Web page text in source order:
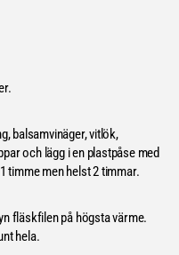
balsamvinäger, vitlök,
och lägg i en plastpåse med
timme men helst 2 timmar.
fläskfilen på högsta värme.
hela.